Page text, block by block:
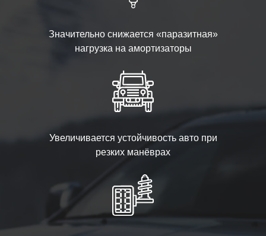
Значительно снижается «паразитная»
нагрузка на амортизаторы
Увеличивается устойчивость авто при
резких манёврах